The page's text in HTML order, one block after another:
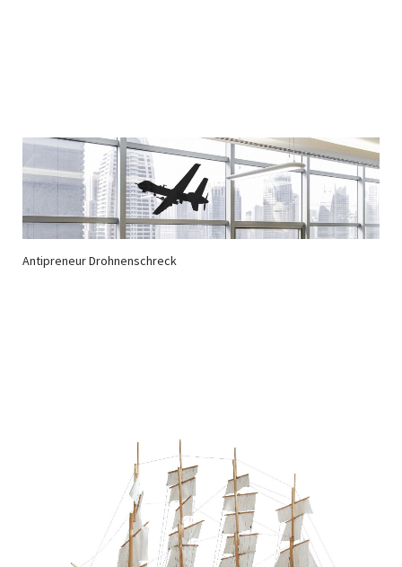
Antipreneur Drohnenschreck